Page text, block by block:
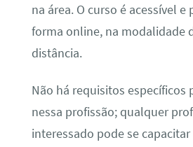
na área. O curso é acessível
forma online, na modalidade
distância.
Não há requisitos específicos
nessa profissão; qualquer
interessado pode se